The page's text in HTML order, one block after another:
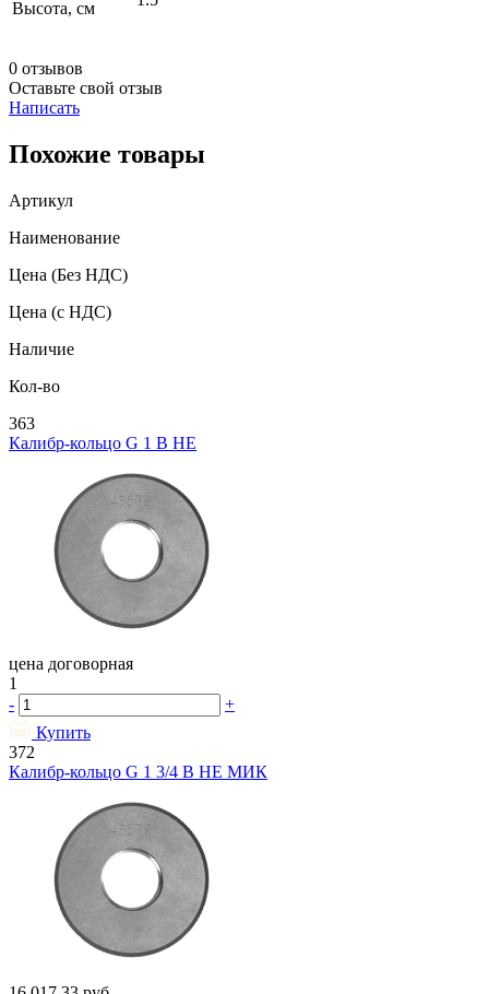
Высота, см
0 отзывов
Оставьте свой отзыв
Написать
Похожие товары
Артикул
Наименование
Цена (Без НДС)
Цена (с НДС)
Наличие
Кол-во
363
Калибр-кольцо G 1 В НЕ
цена договорная
1
-
+
Купить
372
Калибр-кольцо G 1 3/4 В НЕ МИК